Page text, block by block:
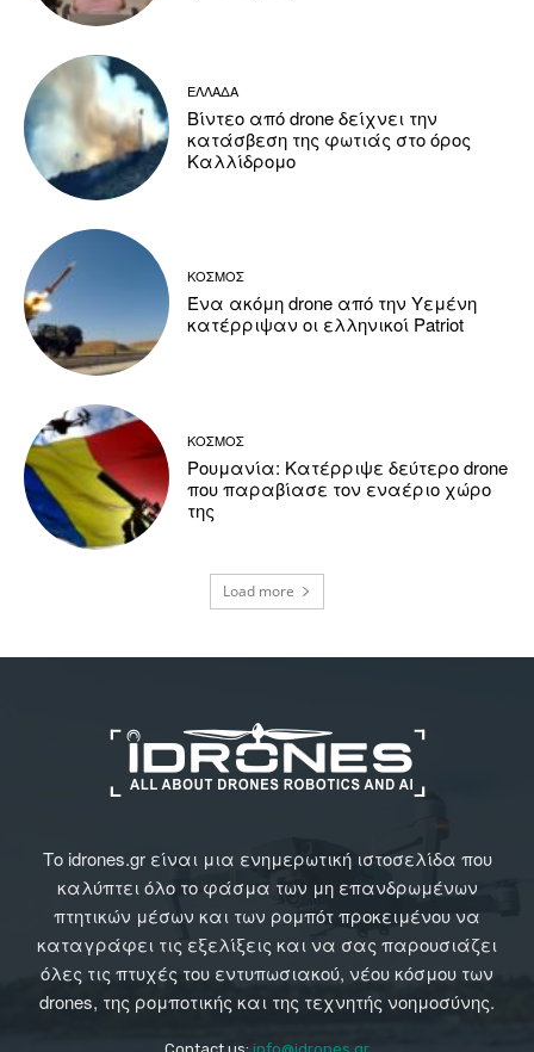
ΕΛΛΑΔΑ
Βίντεο από drone δείχνει την
κατάσβεση της φωτιάς στο όρος
Καλλίδρομο
ΚΟΣΜΟΣ
Ένα ακόμη drone από την Υεμένη
κατέρριψαν οι ελληνικοί Patriot
ΚΟΣΜΟΣ
Ρουμανία: Κατέρριψε δεύτερο drone
που παραβίασε τον εναέριο χώρο
της
Load more
Το idrones.gr είναι μια ενημερωτική ιστοσελίδα που
καλύπτει όλο το φάσμα των μη επανδρωμένων
πτητικών μέσων και των ρομπότ προκειμένου να
καταγράφει τις εξελίξεις και να σας παρουσιάζει
όλες τις πτυχές του εντυπωσιακού, νέου κόσμου των
drones, της ρομποτικής και της τεχνητής νοημοσύνης.